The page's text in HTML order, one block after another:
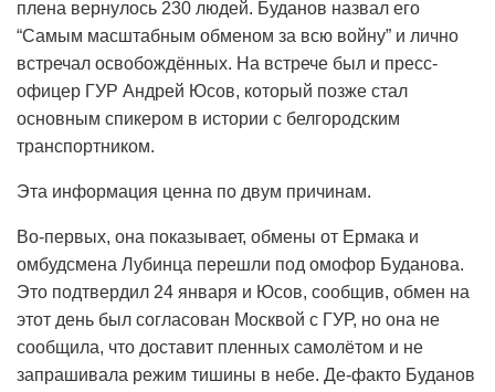
плена вернулось 230 людей. Буданов назвал его
“Самым масштабным обменом за всю войну” и лично
встречал освобождённых. На встрече был и пресс-
офицер ГУР Андрей Юсов, который позже стал
основным спикером в истории с белгородским
транспортником.
Эта информация ценна по двум причинам.
Во-первых, она показывает, обмены от Ермака и
омбудсмена Лубинца перешли под омофор Буданова.
Это подтвердил 24 января и Юсов, сообщив, обмен на
этот день был согласован Москвой с ГУР, но она не
сообщила, что доставит пленных самолётом и не
запрашивала режим тишины в небе. Де-факто Буданов